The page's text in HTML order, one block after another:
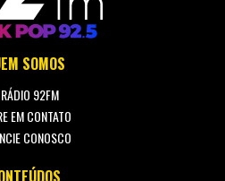
SOMOS
92FM
EM CONTATO
CONOSCO